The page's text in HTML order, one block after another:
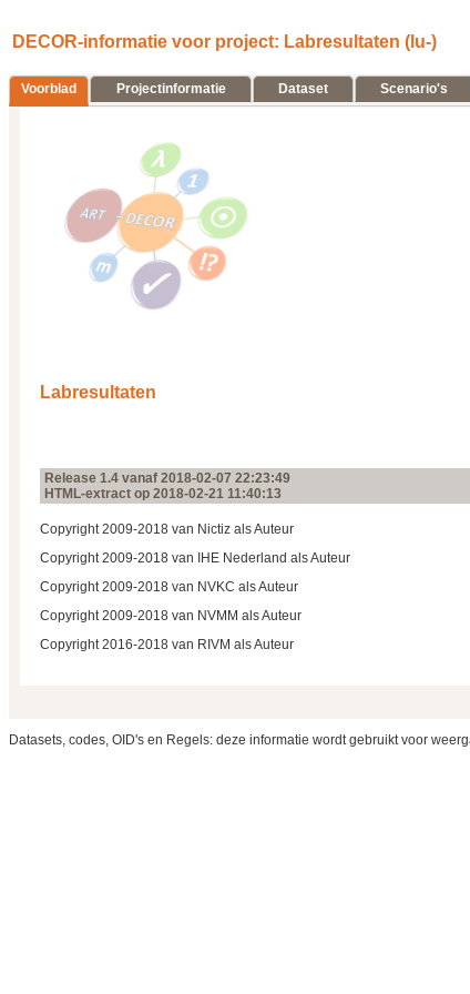
DECOR-informatie voor project: Labresultaten (lu-)
Voorblad Projectinformatie Dataset Scenario's
Labresultaten
Release 1.4 vanaf 2018‑02‑07 22:23:49
HTML-extract op 2018‑02‑21 11:40:13
Copyright 2009-2018 van Nictiz als Auteur
Copyright 2009-2018 van IHE Nederland als Auteur
Copyright 2009-2018 van NVKC als Auteur
Copyright 2009-2018 van NVMM als Auteur
Copyright 2016-2018 van RIVM als Auteur
Datasets, codes, OID's en Regels: deze informatie wordt gebruikt voor